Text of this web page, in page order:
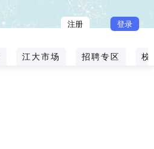
注册 登录
江大市场 招聘专区 校